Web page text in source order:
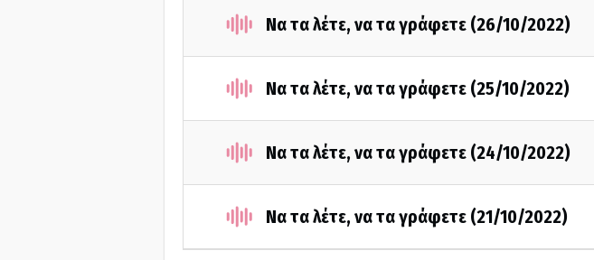
Να τα λέτε, να τα γράφετε (26/10/2022)
Να τα λέτε, να τα γράφετε (25/10/2022)
Να τα λέτε, να τα γράφετε (24/10/2022)
Να τα λέτε, να τα γράφετε (21/10/2022)